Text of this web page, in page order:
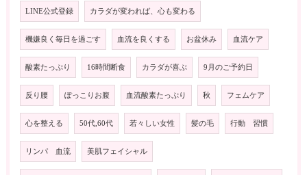
LINE公式登録 カラダが変われば、心も変わる
機嫌良く毎日を過ごす 血流を良くする お盆休み 血流ケア
酸素たっぷり 16時間断食 カラダが喜ぶ 9月のご予約日
反り腰 ぽっこりお腹 血流酸素たっぷり 秋 フェムケア
心を整える 50代,60代 若々しい女性 髪の毛 行動 習慣
リンパ 血流 美肌フェイシャル